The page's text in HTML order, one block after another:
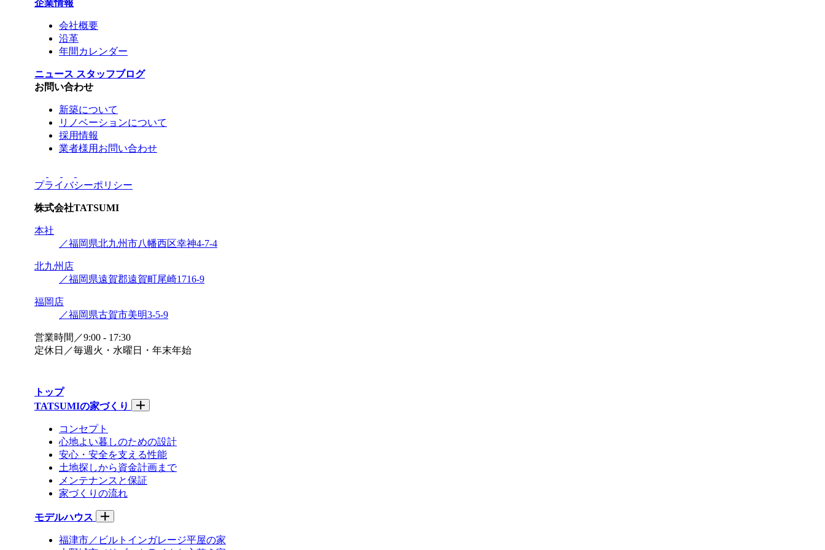
企業情報
会社概要
沿革
年間カレンダー
ニュース スタッフブログ
お問い合わせ
新築について
リノベーションについて
採用情報
業者様用お問い合わせ
プライバシーポリシー
株式会社TATSUMI
本社
／福岡県北九州市八幡西区幸神4-7-4
北九州店
／福岡県遠賀郡遠賀町尾崎1716-9
福岡店
／福岡県古賀市美明3-5-9
営業時間／9:00 - 17:30
定休日／毎週火・水曜日・年末年始
トップ
TATSUMIの家づくり
コンセプト
心地よい暮しのための設計
安心・安全を支える性能
土地探しから資金計画まで
メンテナンスと保証
家づくりの流れ
モデルハウス
福津市／ビルトインガレージ平屋の家